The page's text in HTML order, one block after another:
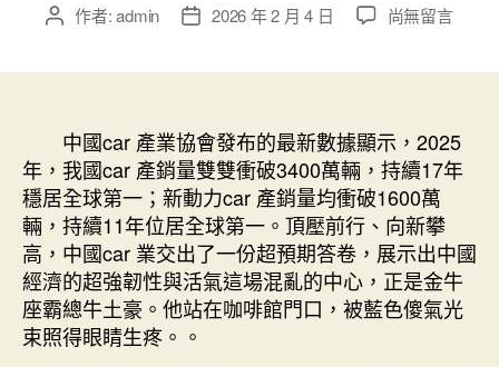
文 作者:admin
文
期
2026 年 2 月 4 日
在
德
零
件
商
新
鮮
進
局
尚無留言
中國car 產業協會發布的最新數據顯示，2025
年，我國car 產銷量雙雙衝破3400萬輛，持續17年
穩居全球第一；新動力car 產銷量均衝破1600萬
輛，持續11年位居全球第一。頂壓前行、向新攀
高，中國car 業交出了一份超預期答卷，展示出中國
經濟的超強韌性與活氣這場混亂的中心，正是金牛
座霸總牛土豪。他站在咖啡館門口，被藍色傻氣光
束照得眼睛生疼。。